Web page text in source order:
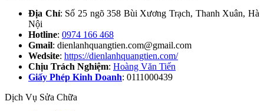
Địa Chỉ: Số 25 ngõ 358 Bùi Xương Trạch, Thanh Xuân, Hà
Nội
Hotline: 0974 166 468
Gmail: dienlanhquangtien.com@gmail.com
Wedsite: https://dienlanhquangtien.com/
Chịu Trách Nghiệm: Hoàng Văn Tiến
Giấy Phép Kinh Doanh: 0111000439
Dịch Vụ Sửa Chữa